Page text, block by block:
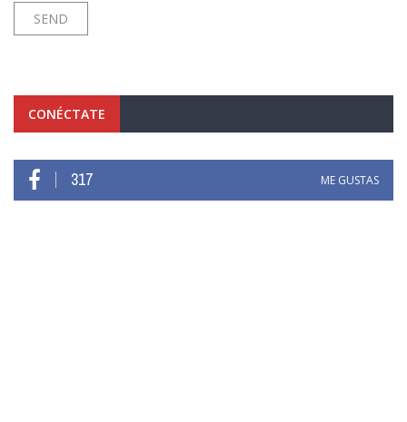
CONÉCTATE
317 ME GUSTAS